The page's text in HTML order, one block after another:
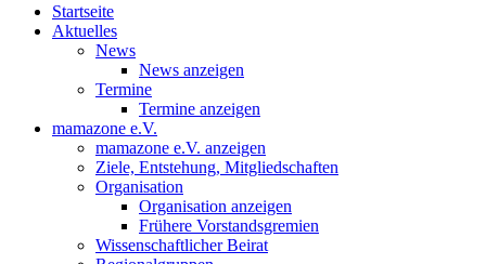
Startseite
Aktuelles
News
News anzeigen
Termine
Termine anzeigen
mamazone e.V.
mamazone e.V. anzeigen
Ziele, Entstehung, Mitgliedschaften
Organisation
Organisation anzeigen
Frühere Vorstandsgremien
Wissenschaftlicher Beirat